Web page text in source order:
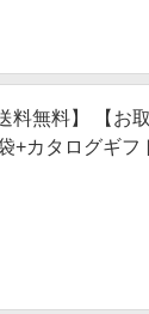
料無料】 【
+カタログギフ